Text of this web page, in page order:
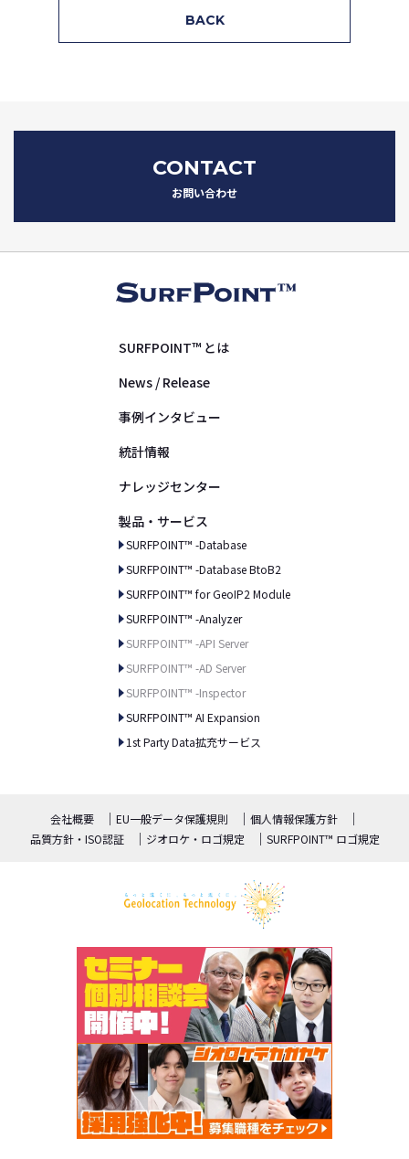
BACK
CONTACT
お問い合わせ
SURFPOINT™ とは
News / Release
事例インタビュー
統計情報
ナレッジセンター
製品・サービス
SURFPOINT™ -Database
SURFPOINT™ -Database BtoB2
SURFPOINT™ for GeoIP2 Module
SURFPOINT™ -Analyzer
SURFPOINT™ -API Server
SURFPOINT™ -AD Server
SURFPOINT™ -Inspector
SURFPOINT™ AI Expansion
1st Party Data拡充サービス
会社概要 EU一般データ保護規則
個人情報保護方針
品質方針・ISO認証
ジオロケ・ロゴ規定 SURFPOINT™ ロゴ規定